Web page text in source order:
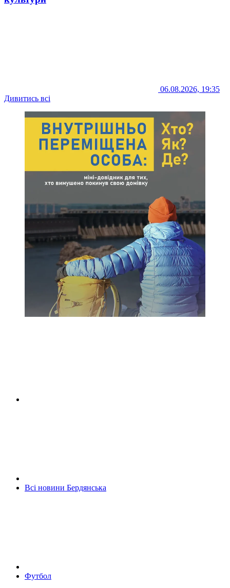
06.08.2026, 19:35
Дивитись всі
Всі новини Бердянська
Футбол